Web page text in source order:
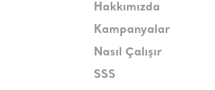
Hakkımızda
Kampanyalar
Nasıl Çalışır
SSS